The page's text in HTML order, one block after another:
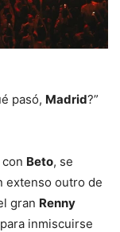
pasó, Madrid?”
Beto, se
extenso outro de
gran Renny
para inmiscuirse